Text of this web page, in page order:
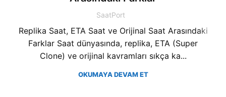
SaatPort
Replika Saat, ETA Saat ve Orijinal Saat Arasındaki
Farklar Saat dünyasında, replika, ETA (Super
Clone) ve orijinal kavramları sıkça ka...
OKUMAYA DEVAM ET